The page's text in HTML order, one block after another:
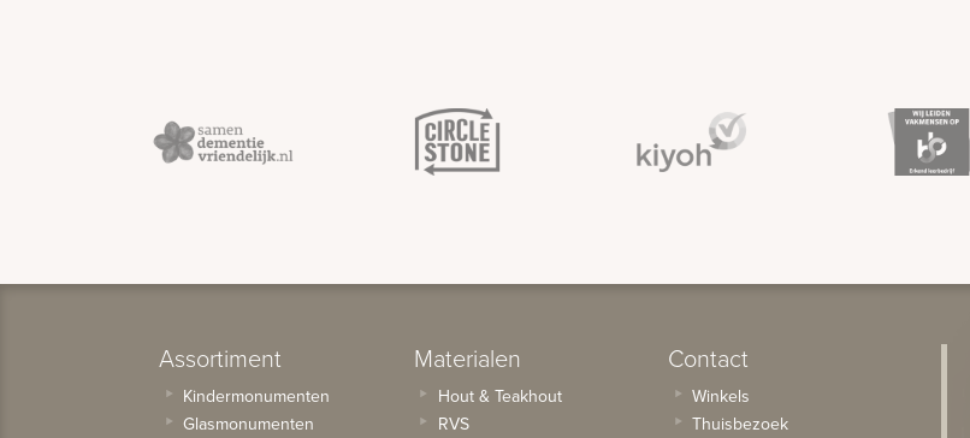
Assortiment
Kindermonumenten
Glasmonumenten
Materialen
Hout & Teakhout
RVS
Contact
Winkels
Thuisbezoek